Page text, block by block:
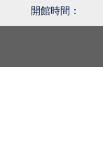
開館時間：